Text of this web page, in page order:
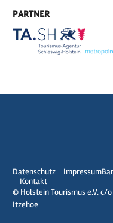
PARTNER
Datenschutz Impressum
Kontakt
© Holstein Tourismus e.V. c/
Itzehoe